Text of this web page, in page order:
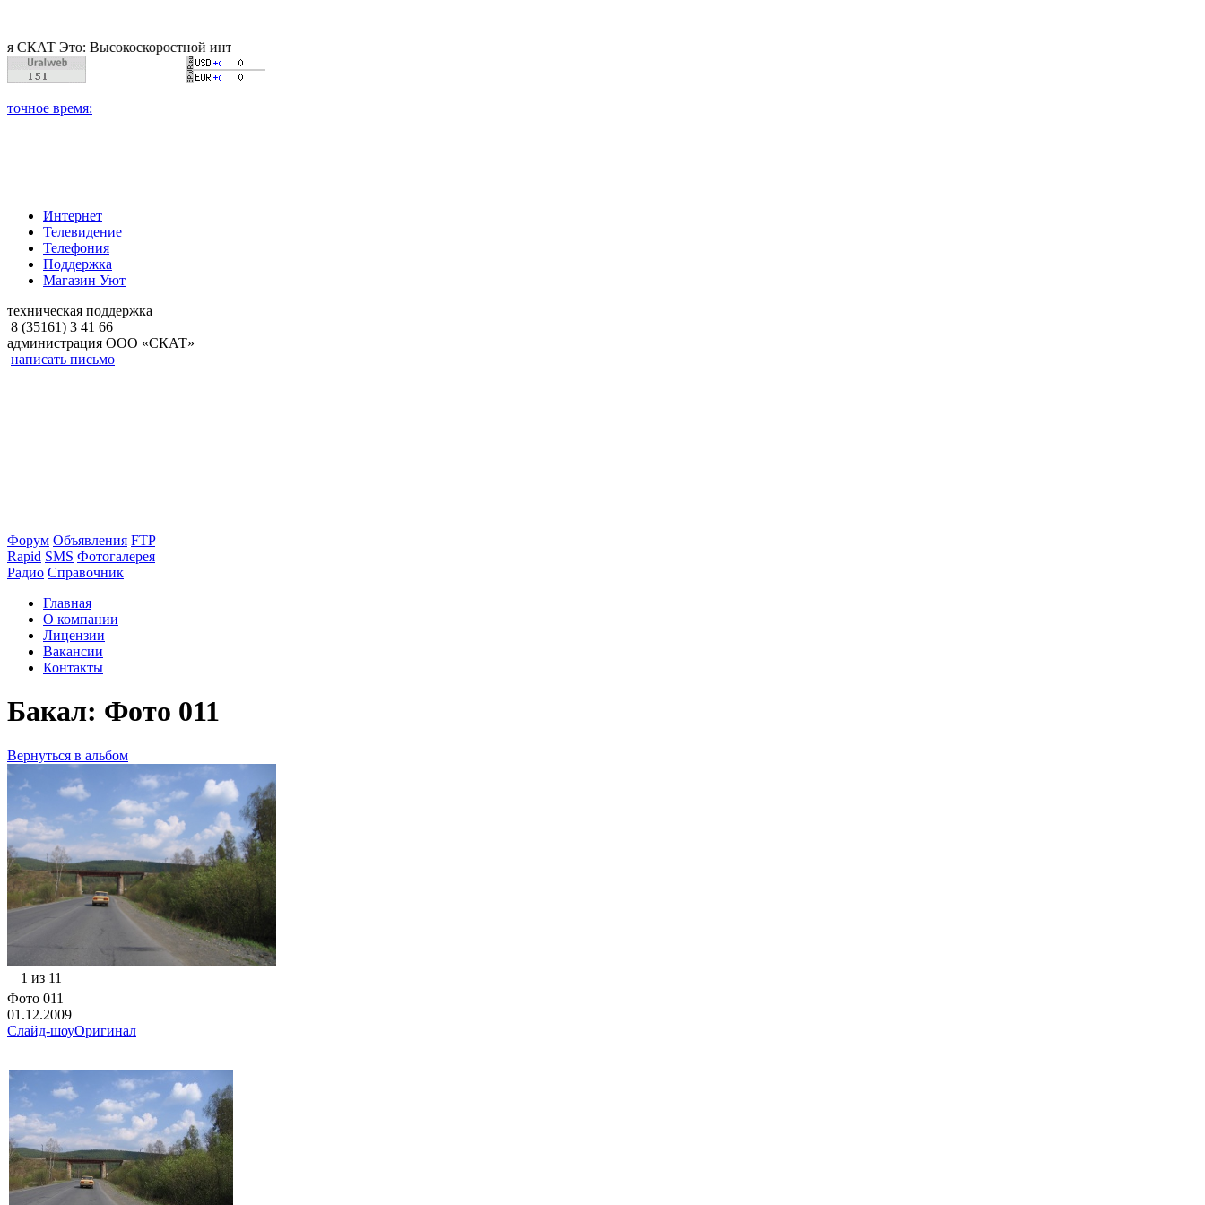
Это: Высокоскоростной интернет, качественное цифровое и кабельное телевиденье, надежное и быстрое продвижение вашей рекламы!
Интернет
Телевидение
Телефония
Поддержка
Магазин Уют
техническая поддержка
8 (35161) 3 41 66
администрация ООО «СКАТ»
написать письмо
Форум Объявления FTP
Rapid SMS Фотогалерея
Радио Справочник
Главная
О компании
Лицензии
Вакансии
Контакты
Бакал: Фото 011
Вернуться в альбом
1 из 11
Фото 011
01.12.2009
Слайд-шоуОригинал